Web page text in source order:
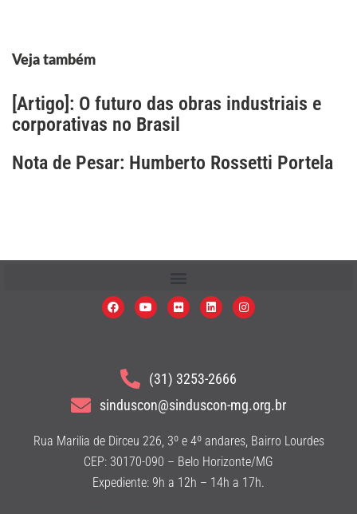
Veja também
[Artigo]: O futuro das obras industriais e
corporativas no Brasil
Nota de Pesar: Humberto Rossetti Portela
(31) 3253-2666
sinduscon@sinduscon-mg.org.br
Rua Marilia de Dirceu 226, 3º e 4º andares, Bairro Lourdes
CEP: 30170-090 – Belo Horizonte/MG
Expediente: 9h a 12h – 14h a 17h.